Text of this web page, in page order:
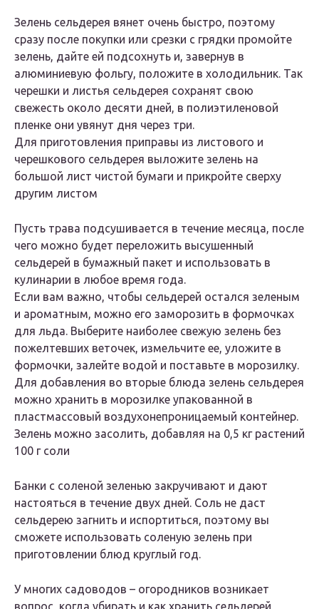
Зелень сельдерея вянет очень быстро, поэтому
сразу после покупки или срезки с грядки промойте
зелень, дайте ей подсохнуть и, завернув в
алюминиевую фольгу, положите в холодильник. Так
черешки и листья сельдерея сохранят свою
свежесть около десяти дней, в полиэтиленовой
пленке они увянут дня через три.
Для приготовления приправы из листового и
черешкового сельдерея выложите зелень на
большой лист чистой бумаги и прикройте сверху
другим листом
Пусть трава подсушивается в течение месяца, после
чего можно будет переложить высушенный
сельдерей в бумажный пакет и использовать в
кулинарии в любое время года.
Если вам важно, чтобы сельдерей остался зеленым
и ароматным, можно его заморозить в формочках
для льда. Выберите наиболее свежую зелень без
пожелтевших веточек, измельчите ее, уложите в
формочки, залейте водой и поставьте в морозилку.
Для добавления во вторые блюда зелень сельдерея
можно хранить в морозилке упакованной в
пластмассовый воздухонепроницаемый контейнер.
Зелень можно засолить, добавляя на 0,5 кг растений
100 г соли
Банки с соленой зеленью закручивают и дают
настояться в течение двух дней. Соль не даст
сельдерею загнить и испортиться, поэтому вы
сможете использовать соленую зелень при
приготовлении блюд круглый год.
У многих садоводов – огородников возникает